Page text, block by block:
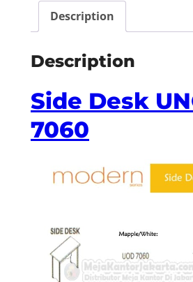
Description
Description
Side Desk
7060